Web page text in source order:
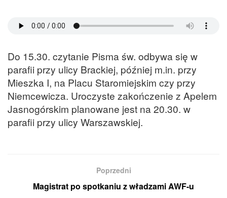
Do 15.30. czytanie Pisma św. odbywa się w
parafii przy ulicy Brackiej, później m.in. przy
Mieszka I, na Placu Staromiejskim czy przy
Niemcewicza. Uroczyste zakończenie z Apelem
Jasnogórskim planowane jest na 20.30. w
parafii przy ulicy Warszawskiej.
Poprzedni
Magistrat po spotkaniu z władzami AWF-u